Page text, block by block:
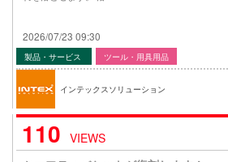
2026/07/23 09:30
製品・サービス ツール・用具用品
インテックスソリューション
110 VIEWS